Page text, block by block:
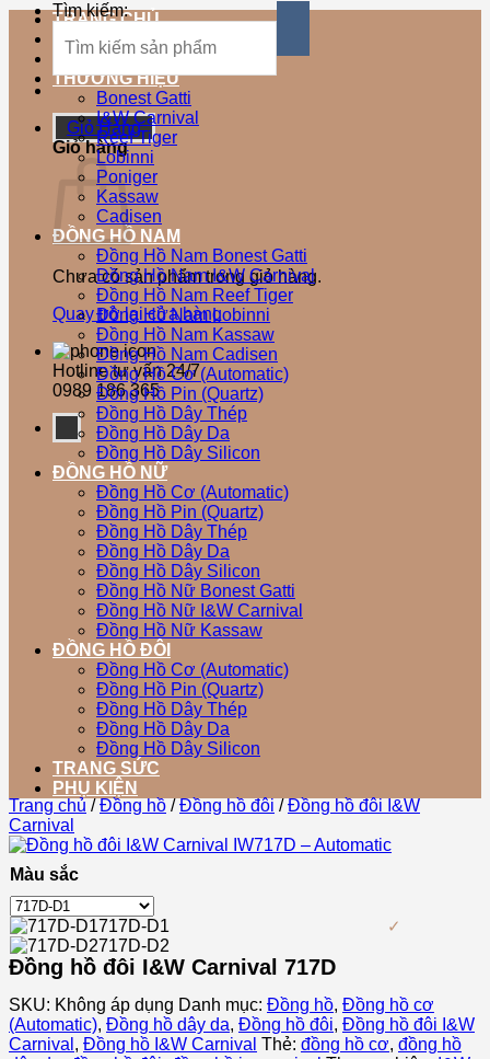
Tìm kiếm:
Giỏ Hàng
Giỏ hàng
Chưa có sản phẩm trong giỏ hàng.
Quay trở lại cửa hàng
Hotline tư vấn 24/7
0989 186 365
TRANG CHỦ
SẢN PHẨM MỚI
SẢN PHẨM BÁN CHẠY
THƯƠNG HIỆU
Bonest Gatti
I&W Carnival
Reef Tiger
Lobinni
Poniger
Kassaw
Cadisen
ĐỒNG HỒ NAM
Đồng Hồ Nam Bonest Gatti
Đồng Hồ Nam I&W Carnival
Đồng Hồ Nam Reef Tiger
Đồng Hồ Nam Lobinni
Đồng Hồ Nam Kassaw
Đồng Hồ Nam Cadisen
Đồng Hồ Cơ (Automatic)
Đồng Hồ Pin (Quartz)
Đồng Hồ Dây Thép
Đồng Hồ Dây Da
Đồng Hồ Dây Silicon
ĐỒNG HỒ NỮ
Đồng Hồ Cơ (Automatic)
Đồng Hồ Pin (Quartz)
Đồng Hồ Dây Thép
Đồng Hồ Dây Da
Đồng Hồ Dây Silicon
Đồng Hồ Nữ Bonest Gatti
Đồng Hồ Nữ I&W Carnival
Đồng Hồ Nữ Kassaw
ĐỒNG HỒ ĐÔI
Đồng Hồ Cơ (Automatic)
Đồng Hồ Pin (Quartz)
Đồng Hồ Dây Thép
Đồng Hồ Dây Da
Đồng Hồ Dây Silicon
TRANG SỨC
PHỤ KIỆN
Trang chủ / Đồng hồ / Đồng hồ đôi / Đồng hồ đôi I&W
Carnival
Màu sắc
717D-D1
717D-D2
Đồng hồ đôi I&W Carnival 717D
SKU: Không áp dụng Danh mục: Đồng hồ, Đồng hồ cơ
(Automatic), Đồng hồ dây da, Đồng hồ đôi, Đồng hồ đôi I&W
Carnival , Đồng hồ I&W Carnival Thẻ: đồng hồ cơ, đồng hồ